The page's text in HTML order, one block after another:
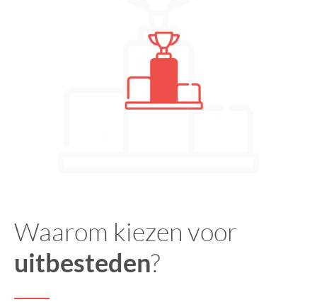
Waarom kiezen voor
uitbesteden?